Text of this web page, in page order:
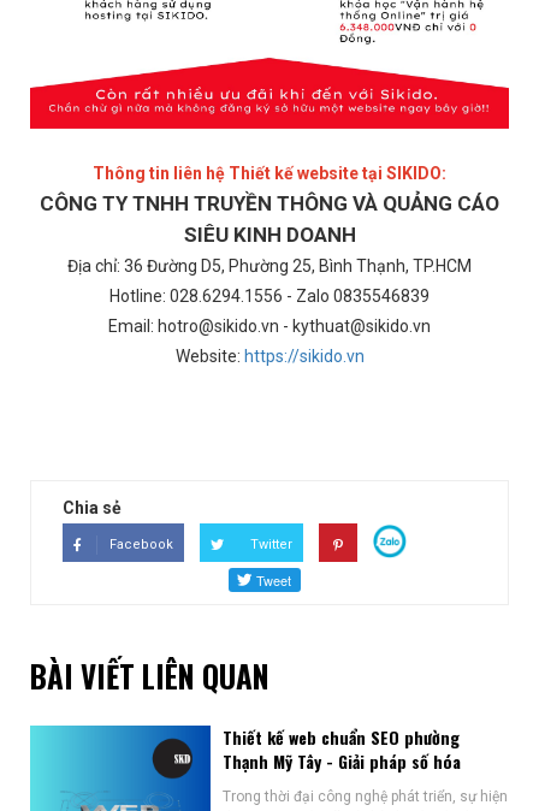
Thông tin liên hệ Thiết kế website tại SIKIDO:
CÔNG TY TNHH TRUYỀN THÔNG VÀ QUẢNG CÁO
SIÊU KINH DOANH
Địa chỉ: 36 Đường D5, Phường 25, Bình Thạnh, TP.HCM
Hotline: 028.6294.1556 - Zalo 0835546839
Email: hotro@sikido.vn - kythuat@sikido.vn
Website: https://sikido.vn
Chia sẻ
Facebook Twitter
BÀI VIẾT LIÊN QUAN
Thiết kế web chuẩn SEO phường
Thạnh Mỹ Tây - Giải pháp số hóa
Trong thời đại công nghệ phát triển, sự hiện